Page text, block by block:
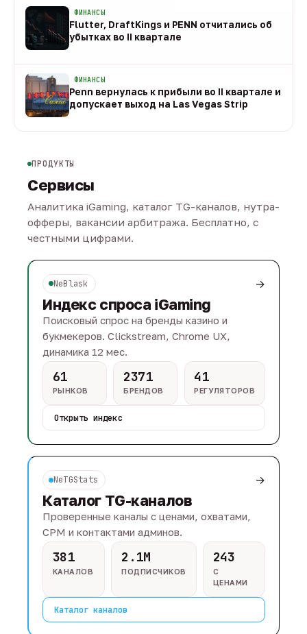
ФИНАНСЫ
Flutter, DraftKings и PENN отчитались об
убытках во II квартале
ФИНАНСЫ
Penn вернулась к прибыли во II квартале и
допускает выход на Las Vegas Strip
ПРОДУКТЫ
Сервисы
Аналитика iGaming, каталог TG-каналов, нутра-
офферы, вакансии арбитража. Бесплатно, с
честными цифрами.
NeBlask →
Индекс спроса iGaming
Поисковый спрос на бренды казино и
букмекеров. Clickstream, Chrome UX,
динамика 12 мес.
61
РЫНКОВ
2371
БРЕНДОВ
41
РЕГУЛЯТОРОВ
Открыть индекс
NeTGStats →
Каталог TG-каналов
Проверенные каналы с ценами, охватами,
CPM и контактами админов.
381
КАНАЛОВ
2.1M
ПОДПИСЧИКОВ
243
С
ЦЕНАМИ
Каталог каналов